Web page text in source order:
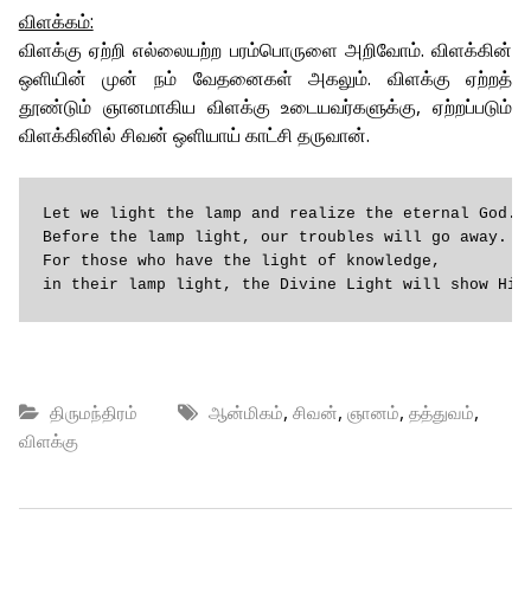
விளக்கம்:
விளக்கு ஏற்றி எல்லையற்ற பரம்பொருளை அறிவோம். விளக்கின்
ஒளியின் முன் நம் வேதனைகள் அகலும். விளக்கு ஏற்றத்
தூண்டும் ஞானமாகிய விளக்கு உடையவர்களுக்கு, ஏற்றப்படும்
விளக்கினில் சிவன் ஒளியாய் காட்சி தருவான்.
Let we light the lamp and realize the eternal God.
Before the lamp light, our troubles will go away.
For those who have the light of knowledge,
in their lamp light, the Divine Light will show
திருமந்திரம் ஆன்மிகம், சிவன், ஞானம், தத்துவம்,
விளக்கு